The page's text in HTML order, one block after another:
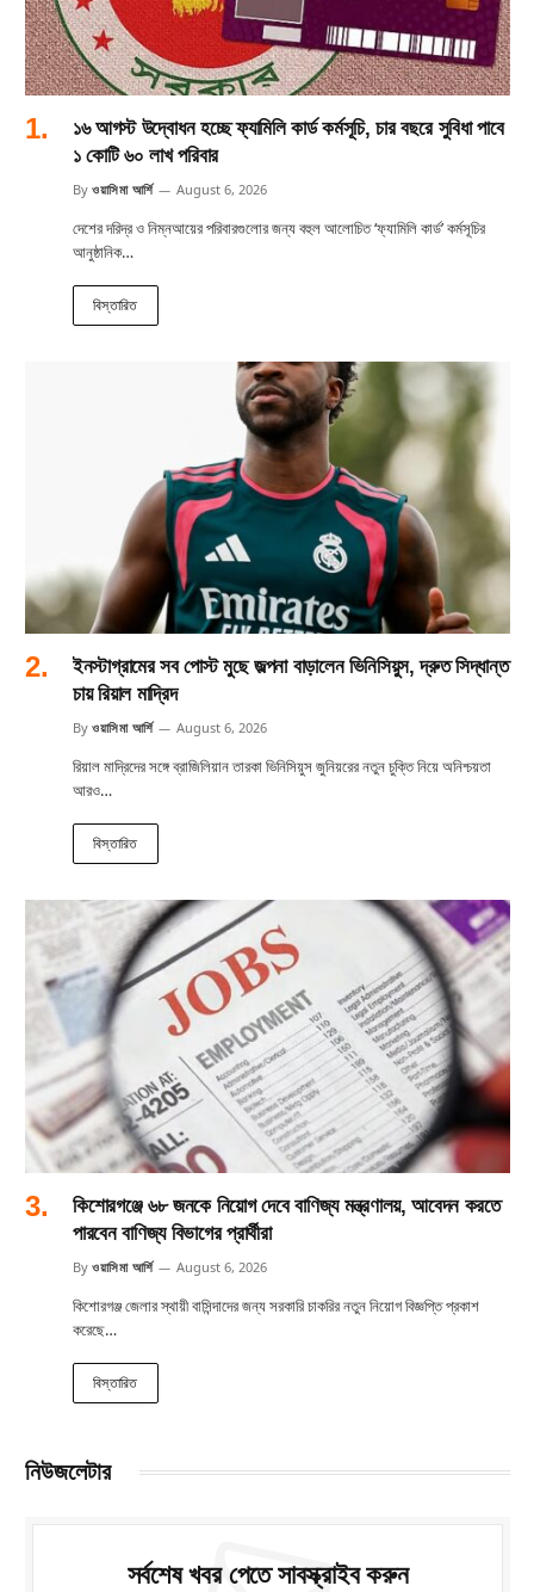
১৬ আগস্ট উদ্বোধন হচ্ছে ফ্যামিলি কার্ড কর্মসূচি, চার বছরে সুবিধা পাবে
১ কোটি ৬০ লাখ পরিবার
By ওয়াসিমা আর্শি August 6, 2026
দেশের দরিদ্র ও নিম্নআয়ের পরিবারগুলোর জন্য বহুল আলোচিত ‘ফ্যামিলি কার্ড’ কর্মসূচির
আনুষ্ঠানিক…
বিস্তারিত
ইনস্টাগ্রামের সব পোস্ট মুছে জল্পনা বাড়ালেন ভিনিসিয়ুস, দ্রুত সিদ্ধান্ত
চায় রিয়াল মাদ্রিদ
By ওয়াসিমা আর্শি August 6, 2026
রিয়াল মাদ্রিদের সঙ্গে ব্রাজিলিয়ান তারকা ভিনিসিয়ুস জুনিয়রের নতুন চুক্তি নিয়ে অনিশ্চয়তা
আরও…
বিস্তারিত
কিশোরগঞ্জে ৬৮ জনকে নিয়োগ দেবে বাণিজ্য মন্ত্রণালয়, আবেদন করতে
পারবেন বাণিজ্য বিভাগের প্রার্থীরা
By ওয়াসিমা আর্শি August 6, 2026
কিশোরগঞ্জ জেলার স্থায়ী বাসিন্দাদের জন্য সরকারি চাকরির নতুন নিয়োগ বিজ্ঞপ্তি প্রকাশ
করেছে…
বিস্তারিত
নিউজলেটার
সর্বশেষ খবর পেতে সাবস্ক্রাইব করুন